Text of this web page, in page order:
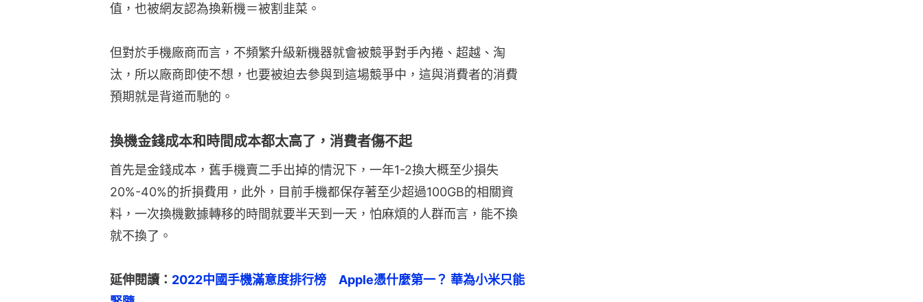
值，也被網友認為換新機＝被割韭菜。
但對於手機廠商而言，不頻繁升級新機器就會被競爭對手內捲、超越、淘
汰，所以廠商即使不想，也要被迫去參與到這場競爭中，這與消費者的消費
預期就是背道而馳的。
換機金錢成本和時間成本都太高了，消費者傷不起
首先是金錢成本，舊手機賣二手出掉的情況下，一年1-2換大概至少損失
20%-40%的折損費用，此外，目前手機都保存著至少超過100GB的相關資
料，一次換機數據轉移的時間就要半天到一天，怕麻煩的人群而言，能不換
就不換了。
延伸閱讀： 2022中國手機滿意度排行榜　Apple憑什麼第一？ 華為小米只能